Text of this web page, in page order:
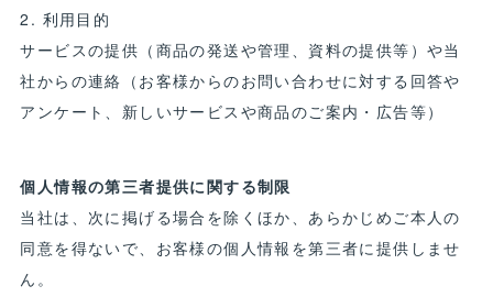
2. 利用目的
サービスの提供（商品の発送や管理、資料の提供等）や当
社からの連絡（お客様からのお問い合わせに対する回答や
アンケート、新しいサービスや商品のご案内・広告等）
個人情報の第三者提供に関する制限
当社は、次に掲げる場合を除くほか、あらかじめご本人の
同意を得ないで、お客様の個人情報を第三者に提供しませ
ん。